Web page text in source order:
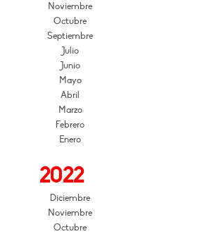
Noviembre
Octubre
Septiembre
Julio
Junio
Mayo
Abril
Marzo
Febrero
Enero
2022
Diciembre
Noviembre
Octubre